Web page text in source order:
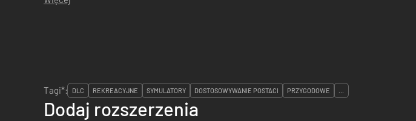
Tagi*:
DLC REKREACYJNE SYMULATORY DOSTOSOWYWANIE POSTACI PRZYGODOWE ...
Dodaj rozszerzenia